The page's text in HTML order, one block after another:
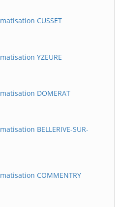
CUSSET
YZEURE
DOMERAT
BELLERIVE-SUR-
COMMENTRY